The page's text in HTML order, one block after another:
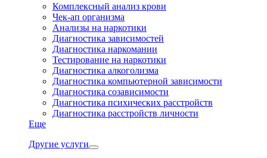
Комплексный анализ крови
Чек-ап организма
Анализы на наркотики
Диагностика зависимостей
Диагностика наркомании
Тестирование на наркотики
Диагностика алкоголизма
Диагностика компьютерной зависимости
Диагностика созависимости
Диагностика психических расстройств
Диагностика расстройств личности
Еще
Другие услуги